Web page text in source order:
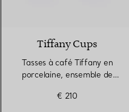
Tiffany Cups
Tasses à café Tiffany en
porcelaine, ensemble de
€ 210